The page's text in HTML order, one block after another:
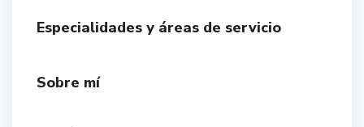
Especialidades y áreas de servicio
Sobre mí